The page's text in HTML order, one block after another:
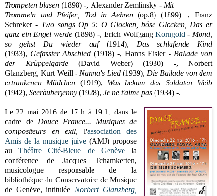
Trompeten blasen (1898) -, Alexander Zemlinsky - Mit
Trommeln und Pfeifen, Tod in Aehren(op.8) (1899) -,Franz
Schreker - Two songs Op 5: O Glocken, böse Glocken, Das er
ganz ein Engel werde (1898) -, Erich Wolfgang Korngold - Mond,
so gehst Du wieder auf(1914), Das schlafende Kind
(1933), Gefasster Abschied (1918) -, Hanns Eisler - Ballade von
der Krüppelgarde (David Weber) (1930) -, Norbert
Glanzberg,Kurt Weill - Nanna's Lied(1939), Die Ballade von dem
ertrunkenen Mädchen (1919), Was bekam des Soldaten Weib
(1942), Seeräuberjenny (1928), Je ne t'aime pas (1934) -.
Le 22 mai 2016 de 17 h à 19 h, dans le
cadre de Douce France... Musiques de
compositeurs en exil, l'association des
Amis de la musique juive (AMJ) propose
auThéâtre Cité-Bleue de Genèvela
conférence de Jacques Tchamkerten,
musicologue responsable de la
bibliothèque du Conservatoire de Musique
de Genève, intitulée Norbert Glanzberg,